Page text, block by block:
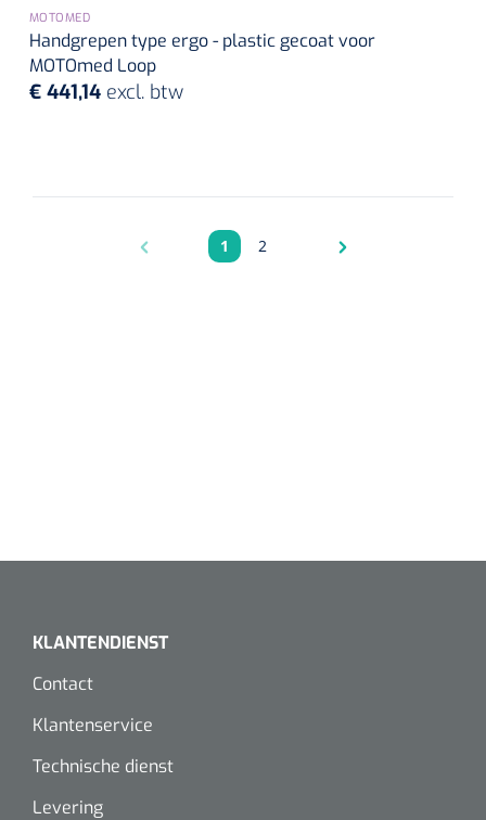
MOTOMED
Handgrepen type ergo - plastic gecoat voor
MOTOmed Loop
€ 441,14 excl. btw
Pagina
1 Pagina
2
KLANTENDIENST
Contact
Klantenservice
Technische dienst
Levering